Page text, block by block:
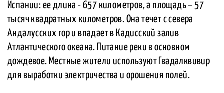
Испании: ее длина - 657 километров, а площадь – 57
тысяч квадратных километров. Она течет с севера
Андалусских гор и впадает в Кадисский залив
Атлантического океана. Питание реки в основном
дождевое. Местные жители используют Гвадалквивир
для выработки электричества и орошения полей.